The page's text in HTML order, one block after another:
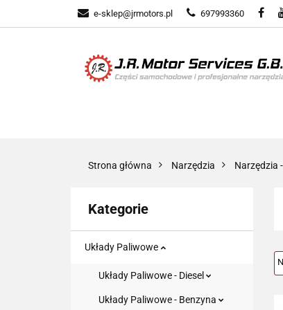
e-sklep@jrmotors.pl 697993360
UKŁADY
Strona główna Narzędzia Narzędzia
Kategorie
Układy Paliwowe
Układy Paliwowe - Diesel
Układy Paliwowe - Benzyna